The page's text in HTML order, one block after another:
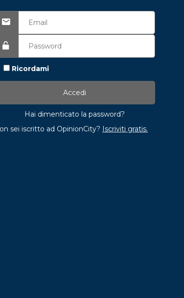
Ricordami
Hai dimenticato la password?
sei iscritto ad OpinionCity? Iscriviti gratis.